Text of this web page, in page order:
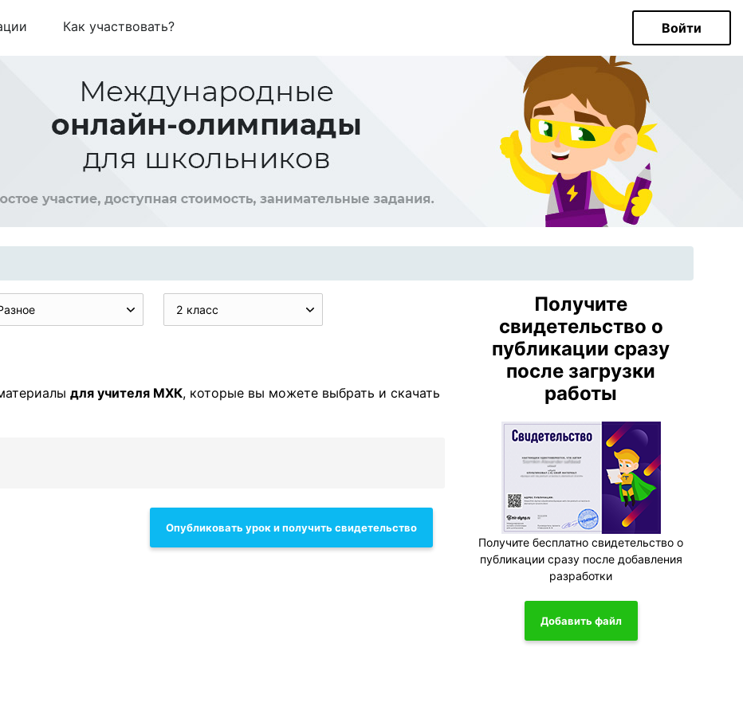
Как участвовать? Войти
2 класс
для учителя МХК, которые вы можете выбрать и скачать
Опубликовать урок и получить свидетельство
Получите
свидетельство о
публикации сразу
после загрузки
работы
Получите бесплатно свидетельство о
публикации сразу после добавления
разработки
Добавить файл